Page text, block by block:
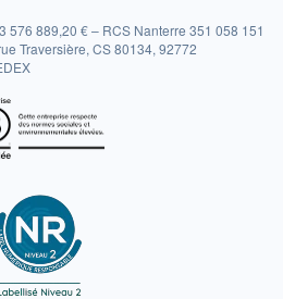
576 889,20 € – RCS Nanterre 351 058 151
Traversière, CS 80134, 92772